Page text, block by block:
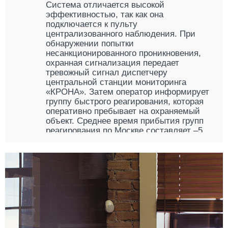
Система отличается высокой
эффективностью, так как она
подключается к пульту
централизованного наблюдения. При
обнаружении попытки
несанкционированного проникновения,
охранная сигнализация передает
тревожный сигнал диспетчеру
центральной станции мониторинга
«КРОНА». Затем оператор информирует
группу быстрого реагирования, которая
оперативно пребывает на охраняемый
объект. Среднее время прибытия групп
реагирования по Москве составляет –5
что она передает сигнал владельцу
недвижимости, и уже он принимает
решение о том, какие действия будут
предприняты, что существенно
усложняет процесс задержания
преступника на месте совершения